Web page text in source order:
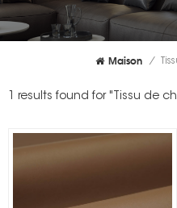
Maison /
1 results found for "Tissu de